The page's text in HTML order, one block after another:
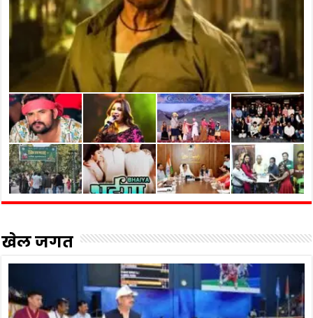
खेल जगत